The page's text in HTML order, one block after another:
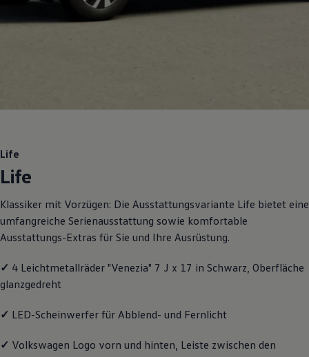
Motorenöl und Flüssigkeiten
Räder und Reifen
Transport
Updates für Software, Karten und Radio
Über Ihr Auto
Vorgängermodelle
Warn- und Kontrollleuchten
Live Beratung
Magazin
Transport
Life
Life
Klassiker mit Vorzügen: Die Ausstattungsvariante Life bietet eine
umfangreiche Serienausstattung sowie komfortable
Ausstattungs-Extras für Sie und Ihre Ausrüstung.
✓ 4 Leichtmetallräder "Venezia" 7 J x 17 in Schwarz, Oberfläche
glanzgedreht
✓ LED-Scheinwerfer für Abblend- und Fernlicht
✓ Volkswagen Logo vorn und hinten, Leiste zwischen den